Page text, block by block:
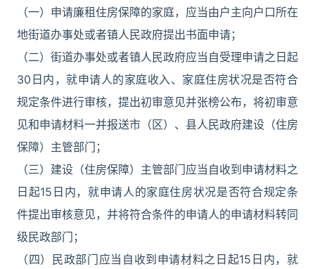
（一）申请廉租住房保障的家庭，应当由户主向户口所在
地街道办事处或者镇人民政府提出书面申请；
（二）街道办事处或者镇人民政府应当自受理申请之日起
30日内，就申请人的家庭收入、家庭住房状况是否符合
规定条件进行审核，提出初审意见并张榜公布，将初审意
见和申请材料一并报送市（区）、县人民政府建设（住房
保障）主管部门；
（三）建设（住房保障）主管部门应当自收到申请材料之
日起15日内，就申请人的家庭住房状况是否符合规定条
件提出审核意见，并将符合条件的申请人的申请材料转同
级民政部门；
（四）民政部门应当自收到申请材料之日起15日内，就